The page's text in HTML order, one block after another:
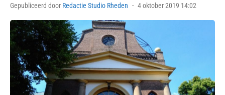
Gepubliceerd door Redactie Studio Rheden
Posted
4 oktober 2019 14:02